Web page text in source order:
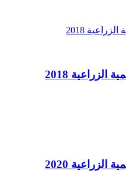
الزراعية 2018
الزراعية 2020